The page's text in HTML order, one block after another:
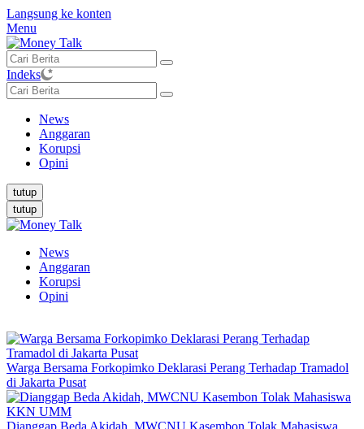
Langsung ke konten
Menu
Indeks
News
Anggaran
Korupsi
Opini
tutup
tutup
News
Anggaran
Korupsi
Opini
Warga Bersama Forkopimko Deklarasi Perang Terhadap Tramadol
di Jakarta Pusat
Dianggap Beda Akidah, MWCNU Kasembon Tolak Mahasiswa